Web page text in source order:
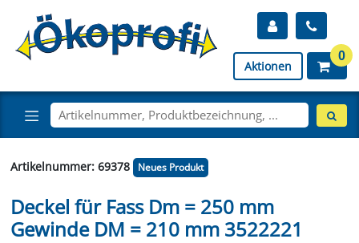
Aktionen
0
Artikelnummer: 69378 Neues Produkt
Deckel für Fass Dm = 250 mm
Gewinde DM = 210 mm 3522221